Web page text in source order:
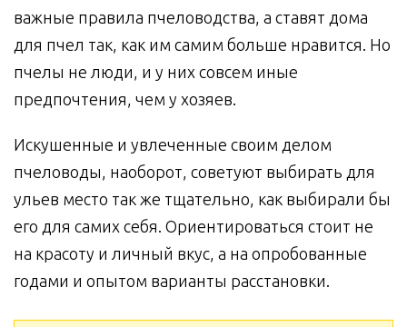
важные правила пчеловодства, а ставят дома
для пчел так, как им самим больше нравится. Но
пчелы не люди, и у них совсем иные
предпочтения, чем у хозяев.
Искушенные и увлеченные своим делом
пчеловоды, наоборот, советуют выбирать для
ульев место так же тщательно, как выбирали бы
его для самих себя. Ориентироваться стоит не
на красоту и личный вкус, а на опробованные
годами и опытом варианты расстановки.